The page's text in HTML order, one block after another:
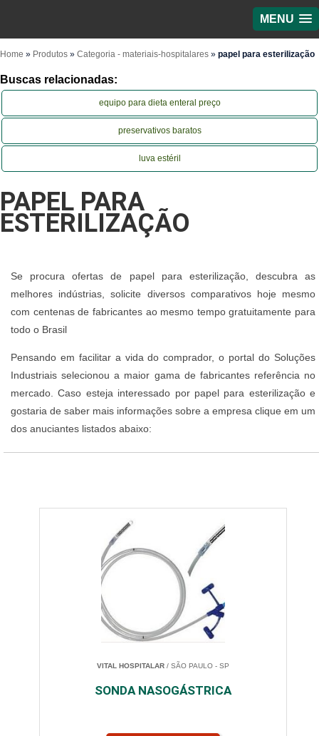
MENU
Home » Produtos » Categoria - materiais-hospitalares » papel para esterilização
Buscas relacionadas:
equipo para dieta enteral preço
preservativos baratos
luva estéril
PAPEL PARA
ESTERILIZAÇÃO
Se procura ofertas de papel para esterilização, descubra as
melhores indústrias, solicite diversos comparativos hoje mesmo
com centenas de fabricantes ao mesmo tempo gratuitamente para
todo o Brasil
Pensando em facilitar a vida do comprador, o portal do Soluções
Industriais selecionou a maior gama de fabricantes referência no
mercado. Caso esteja interessado por papel para esterilização e
gostaria de saber mais informações sobre a empresa clique em um
dos anuciantes listados abaixo:
VITAL HOSPITALAR / SÃO PAULO - SP
SONDA NASOGÁSTRICA